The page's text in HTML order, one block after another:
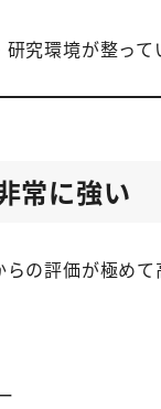
究環境が整って
常に強い
の評価が極めて